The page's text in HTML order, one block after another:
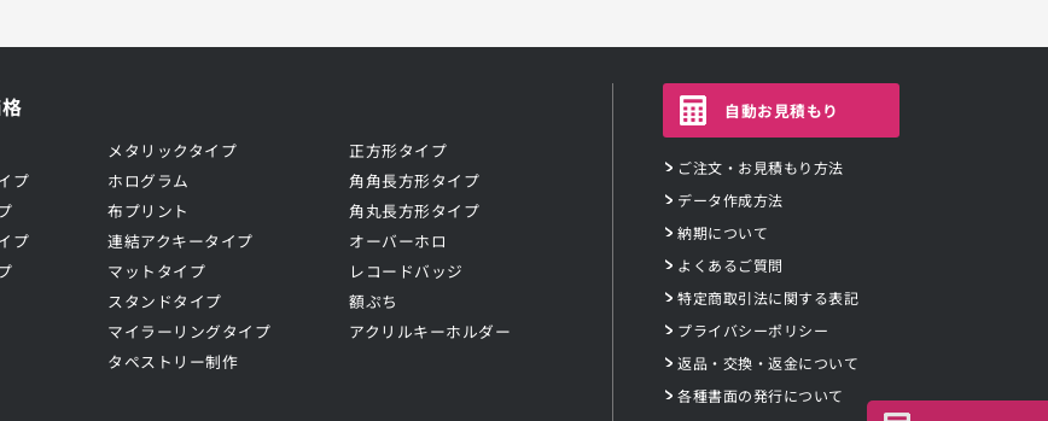
プ
プ
メタリックタイプ
ホログラム
布プリント
連結アクキータイプ
マットタイプ
スタンドタイプ
マイラーリングタイプ
タペストリー制作
正方形タイプ
角角長方形タイプ
角丸長方形タイプ
オーバーホロ
レコードバッジ
額ぷち
アクリルキーホルダー
自動お見積もり
ご注文・お見積もり方法
データ作成方法
納期について
よくあるご質問
特定商取引法に関する表記
プライバシーポリシー
返品・交換・返金について
各種書面の発行について